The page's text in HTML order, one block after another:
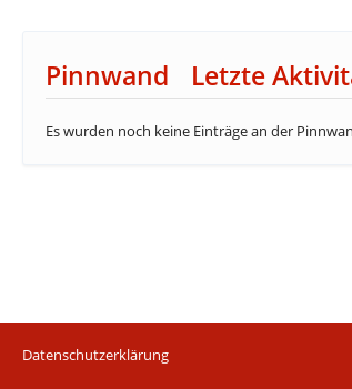
Pinnwand Letzte
Es wurden noch keine Einträge an der
Datenschutzerklärung